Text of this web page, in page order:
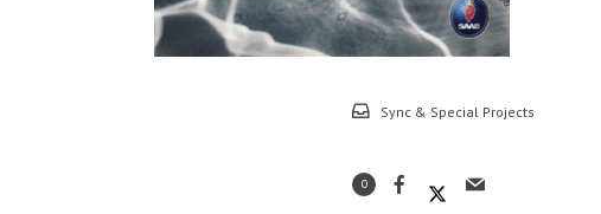
Sync & Special Projects
0